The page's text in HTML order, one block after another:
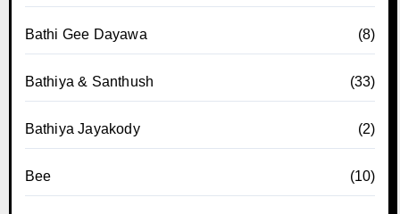
Bathi Gee Dayawa (8)
Bathiya & Santhush (33)
Bathiya Jayakody (2)
Bee (10)